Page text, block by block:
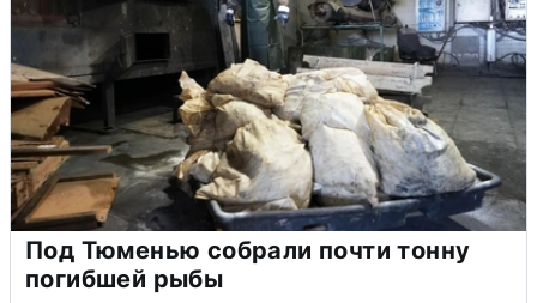
Под Тюменью собрали почти тонну
погибшей рыбы